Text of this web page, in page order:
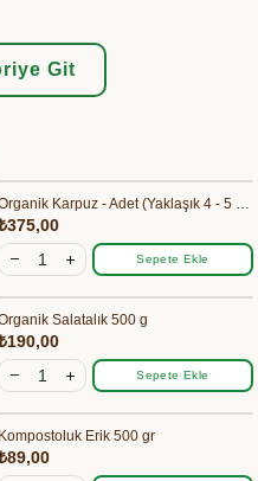
Git
Organik Karpuz - Adet (Yaklaşık 4 - 5 kg)
Sepete Ekle
Salatalık 500 g
Sepete Ekle
Kompostoluk Erik 500 gr